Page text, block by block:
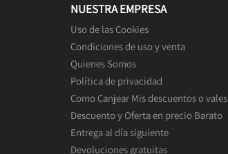
NUESTRA EMPRESA
Uso de las Cookies
Condiciones de uso y venta
Quienes Somos
Política de privacidad
Como Canjear Mis descuentos o vales
Descuento y Oferta en precio Barato
Entrega al día siguiente
Devoluciones gratuitas